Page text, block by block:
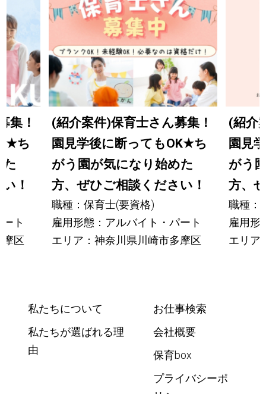
集！
★ち
！
ト
摩区
(紹介案件)保育士さん募集！
園見学後に断ってもOK★ち
がう園が気になり始めた
方、ぜひご相談ください！
職種：保育士(要資格)
雇用形態：アルバイト・パート
エリア：神奈川県川崎市多摩区
(紹介
園見
がう
方、
職種：
雇用形
エリア
私たちについて
私たちが選ばれる理
由
お仕事検索
会社概要
保育box
プライバシーポ